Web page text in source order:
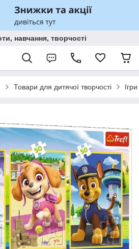
навчання, творчості
Товари для дитячої творчості